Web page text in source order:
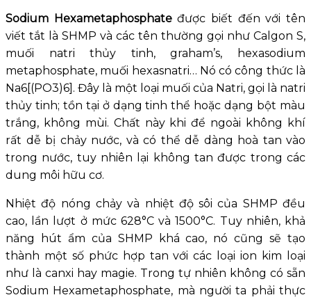
Sodium Hexametaphosphateđược biết đến với tên
viết tắt là SHMP và các tên thường gọi như Calgon S,
muối natri thủy tinh, graham’s, hexasodium
metaphosphate, muối hexasnatri… Nó có công thức là
Na6[(PO3)6]. Đây là một loại muối của Natri, gọi là natri
thủy tinh; tồn tại ở dạng tinh thể hoặc dạng bột màu
trắng, không mùi. Chất này khi để ngoài không khí
rất dễ bị chảy nước, và có thể dễ dàng hoà tan vào
trong nước, tuy nhiên lại không tan được trong các
dung môi hữu cơ.
Nhiệt độ nóng chảy và nhiệt độ sôi của SHMP đều
cao, lần lượt ở mức 628°C và 1500°C. Tuy nhiên, khả
năng hút ẩm của SHMP khá cao, nó cũng sẽ tạo
thành một số phức hợp tan với các loại ion kim loại
như là canxi hay magie. Trong tự nhiên không có sẵn
Sodium Hexametaphosphate, mà người ta phải thực